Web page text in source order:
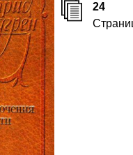
24